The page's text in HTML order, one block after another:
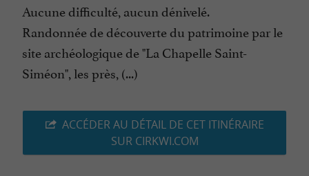
Aucune difficulté, aucun dénivelé.
Randonnée de découverte du patrimoine par le
site archéologique de "La Chapelle Saint-
Siméon", les près, (...)
ACCÉDER AU DÉTAIL DE CET ITINÉRAIRE
SUR CIRKWI.COM